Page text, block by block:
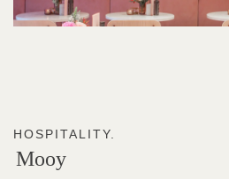
HOSPITALITY.
Mooy